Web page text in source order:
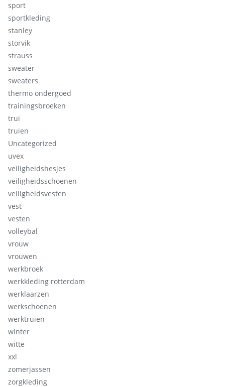
sport
sportkleding
stanley
storvik
strauss
sweater
sweaters
thermo ondergoed
trainingsbroeken
trui
truien
Uncategorized
uvex
veiligheidshesjes
veiligheidsschoenen
veiligheidsvesten
vest
vesten
volleybal
vrouw
vrouwen
werkbroek
werkkleding rotterdam
werklaarzen
werkschoenen
werktruien
winter
witte
xxl
zomerjassen
zorgkleding